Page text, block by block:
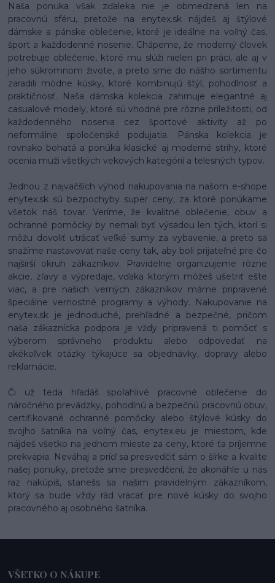
Naša ponuka však zďaleka nie je obmedzená len na
pracovnú sféru, pretože na enytex.sk nájdeš aj štýlové
dámske a pánske oblečenie, ktoré je ideálne na voľný čas,
šport a každodenné nosenie. Chápeme, že moderný človek
potrebuje oblečenie, ktoré mu slúži nielen pri práci, ale aj v
jeho súkromnom živote, a preto sme do nášho sortimentu
zaradili módne kúsky, ktoré kombinujú štýl, pohodlnosť a
praktičnosť. Naša dámska kolekcia zahrnuje elegantné aj
casualové modely, ktoré sú vhodné pre rôzne príležitosti, od
každodenného nosenia cez športové aktivity až po
neformálne spoločenské podujatia. Pánska kolekcia je
rovnako bohatá a ponúka klasické aj moderné strihy, ktoré
ocenia muži všetkých vekových kategórií a telesných typov.
Jednou z najväčších výhod nakupovania na našom e-shope
enytex.sk sú bezpochyby super ceny, za ktoré ponúkame
všetok náš tovar. Veríme, že kvalitné oblečenie, obuv a
ochranné pomôcky by nemali byť výsadou len tých, ktorí si
môžu dovoliť utrácať veľké sumy za vybavenie, a preto sa
snažíme nastavovať naše ceny tak, aby boli prijateľné pre čo
najširší okruh zákazníkov. Pravidelne organizujeme rôzne
akcie, zľavy a výpredaje, vďaka ktorým môžeš ušetriť ešte
viac, a pre našich verných zákazníkov máme pripravené
špeciálne vernostné programy a výhody. Nakupovanie na
enytex.sk je jednoduché, prehľadné a bezpečné, pričom
naša zákaznícka podpora je vždy pripravená ti pomôcť s
výberom správneho produktu alebo odpovedať na
akékoľvek otázky týkajúce sa objednávky, dopravy alebo
reklamácie.
Či už teda hľadáš spoľahlivé pracovné oblečenie do
náročného prevádzky, pohodlnú a bezpečnú pracovnú obuv,
certifikované ochranné pomôcky alebo štýlové kúsky do
svojho šatníka na voľný čas, enytex.eu je miestom, kde
nájdeš všetko na jednom mieste za ceny, ktoré ťa príjemne
prekvapia. Neváhaj a príď sa presvedčiť sám o šírke a kvalite
našej ponuky, pretože sme presvedčení, že akonáhle u nás
raz nakúpiš, stanešs sa našim pravidelným zákazníkom,
ktorý sa bude vždy rád vracať pre nové kúsky do svojho
pracovného aj osobného šatníka.
VŠETKO O NÁKUPE